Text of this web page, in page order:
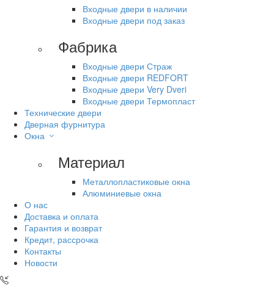
Входные двери в наличии
Входные двери под заказ
Фабрика
Входные двери Страж
Входные двери REDFORT
Входные двери Very Dveri
Входные двери Термопласт
Технические двери
Дверная фурнитура
Окна
Материал
Металлопластиковые окна
Алюминиевые окна
О нас
Доставка и оплата
Гарантия и возврат
Кредит, рассрочка
Контакты
Новости